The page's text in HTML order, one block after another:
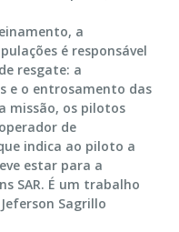
a
é responsável
resgate: a
e o entrosamento das
missão, os pilotos
de
indica ao piloto a
estar para a
SAR. É um trabalho
Sagrillo